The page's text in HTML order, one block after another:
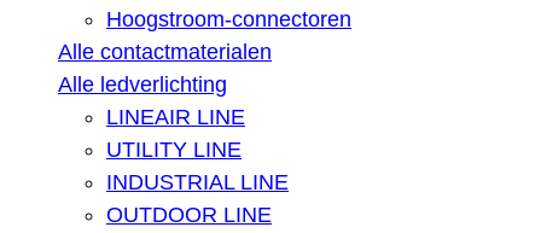
Hoogstroom-connectoren
Alle contactmaterialen
Alle ledverlichting
LINEAIR LINE
UTILITY LINE
INDUSTRIAL LINE
OUTDOOR LINE